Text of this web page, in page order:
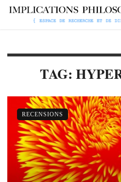
TAG:
RECENSIONS